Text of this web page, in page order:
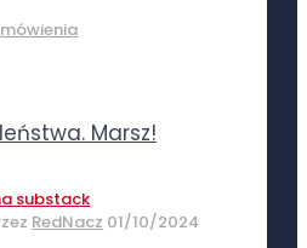
Marsz!
RedNacz 01/10/2024